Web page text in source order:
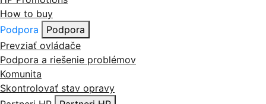
How to buy
Podpora
Prevziať ovládače
Podpora a riešenie problémov
Komunita
Skontrolovať stav opravy
Partneri HP